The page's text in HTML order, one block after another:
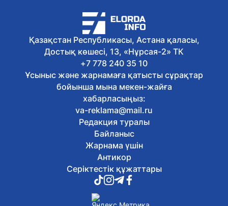
Қазақстан Республикасы, Астана қаласы,
Достық көшесі, 13, «Нұрсая-2» ТК
+7 778 240 35 10
Ұсыныс және жарнамаға қатысты сұрақтар
бойынша мына мекен-жайға
хабарласыңыз:
va-reklama@mail.ru
Редакция туралы
Байланыс
Жарнама үшін
Антикор
Серіктестік құжаттары